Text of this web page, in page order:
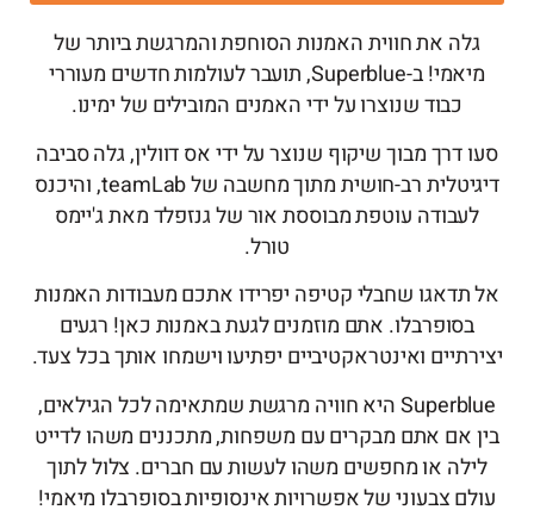
גלה את חווית האמנות הסוחפת והמרגשת ביותר של
מיאמי! ב-Superblue, תועבר לעולמות חדשים מעוררי
כבוד שנוצרו על ידי האמנים המובילים של ימינו.
סעו דרך מבוך שיקוף שנוצר על ידי אס דוולין, גלה סביבה
דיגיטלית רב-חושית מתוך מחשבה של teamLab, והיכנס
לעבודה עוטפת מבוססת אור של גנזפלד מאת ג'יימס
טורל.
אל תדאגו שחבלי קטיפה יפרידו אתכם מעבודות האמנות
בסופרבלו. אתם מוזמנים לגעת באמנות כאן! רגעים
יצירתיים ואינטראקטיביים יפתיעו וישמחו אותך בכל צעד.
Superblue היא חוויה מרגשת שמתאימה לכל הגילאים,
בין אם אתם מבקרים עם משפחות, מתכננים משהו לדייט
לילה או מחפשים משהו לעשות עם חברים. צלול לתוך
עולם צבעוני של אפשרויות אינסופיות בסופרבלו מיאמי!